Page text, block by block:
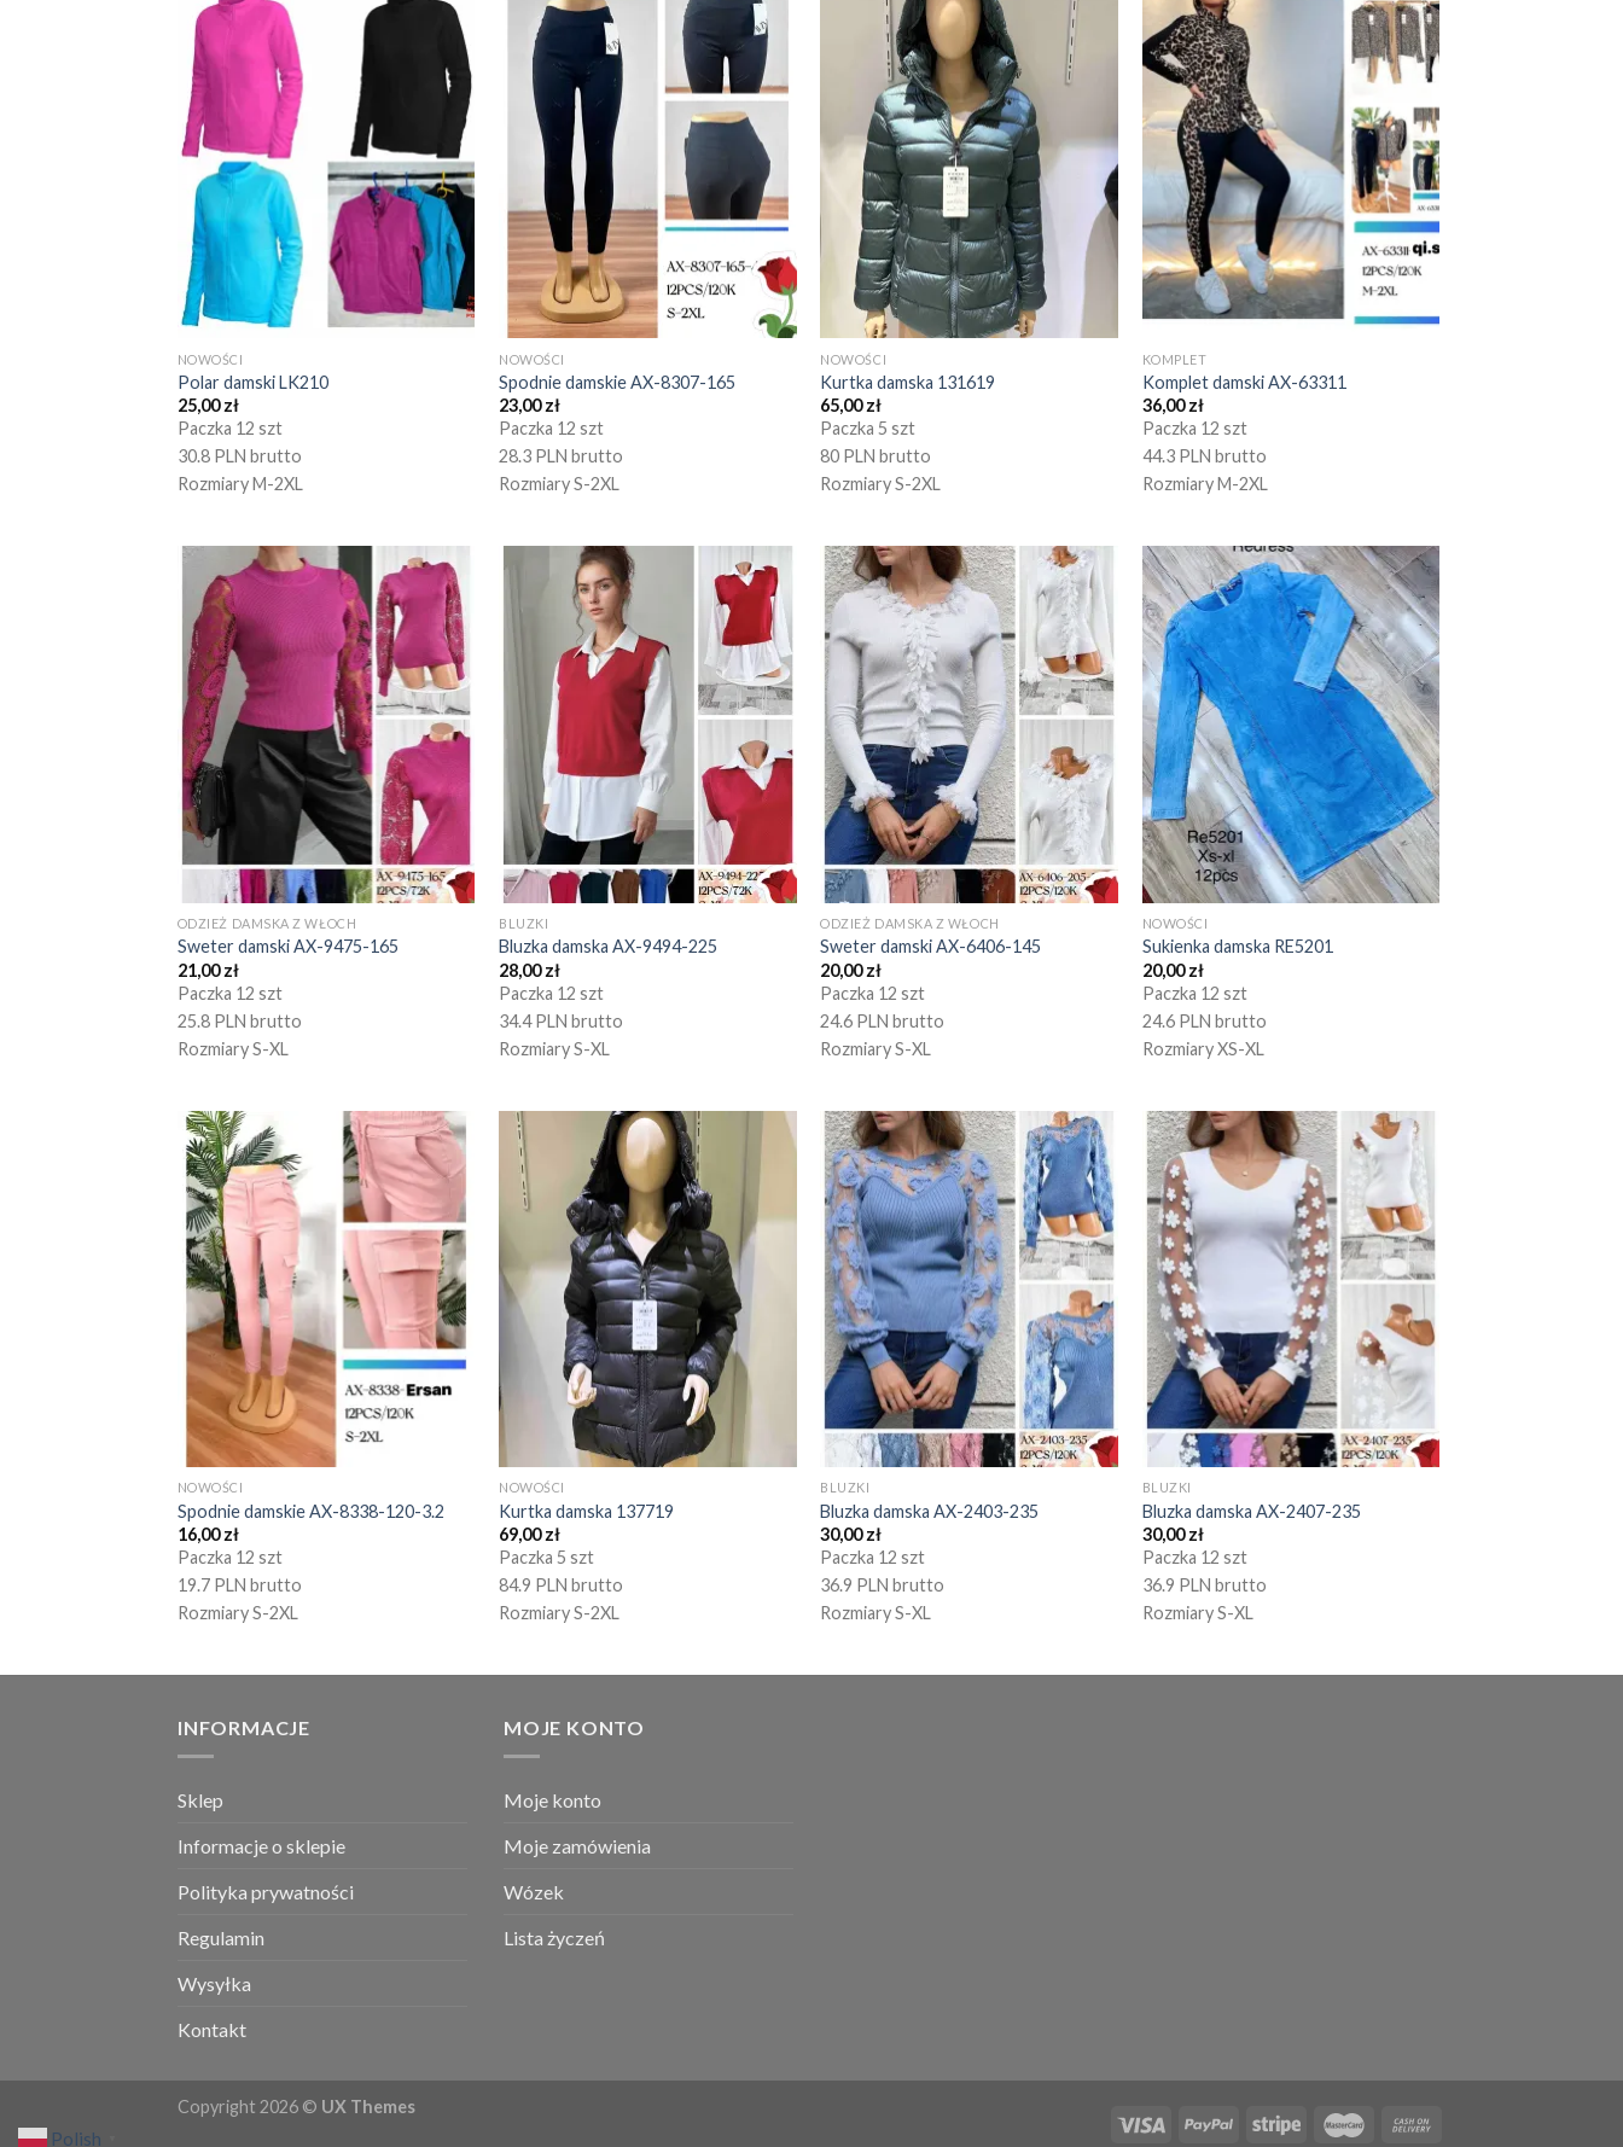
NOWOŚCI
Polar damski LK210
25,00zł
Paczka 12 szt
30.8 PLN brutto
Rozmiary M-2XL
NOWOŚCI
Spodnie damskie AX-8307-165
23,00zł
Paczka 12 szt
28.3 PLN brutto
Rozmiary S-2XL
NOWOŚCI
Kurtka damska 131619
65,00zł
Paczka 5 szt
80 PLN brutto
Rozmiary S-2XL
KOMPLET
Komplet damski AX-63311
36,00zł
Paczka 12 szt
44.3 PLN brutto
Rozmiary M-2XL
ODZIEŻ DAMSKA Z WŁOCH
Sweter damski AX-9475-165
21,00zł
Paczka 12 szt
25.8 PLN brutto
Rozmiary S-XL
BLUZKI
Bluzka damska AX-9494-225
28,00zł
Paczka 12 szt
34.4 PLN brutto
Rozmiary S-XL
ODZIEŻ DAMSKA Z WŁOCH
Sweter damski AX-6406-145
20,00zł
Paczka 12 szt
24.6 PLN brutto
Rozmiary S-XL
NOWOŚCI
Sukienka damska RE5201
20,00zł
Paczka 12 szt
24.6 PLN brutto
Rozmiary XS-XL
NOWOŚCI
Spodnie damskie AX-8338-120-3.2
16,00zł
Paczka 12 szt
19.7 PLN brutto
Rozmiary S-2XL
NOWOŚCI
Kurtka damska 137719
69,00zł
Paczka 5 szt
84.9 PLN brutto
Rozmiary S-2XL
BLUZKI
Bluzka damska AX-2403-235
30,00zł
Paczka 12 szt
36.9 PLN brutto
Rozmiary S-XL
BLUZKI
Bluzka damska AX-2407-235
30,00zł
Paczka 12 szt
36.9 PLN brutto
Rozmiary S-XL
INFORMACJE
Sklep
Informacje o sklepie
Polityka prywatności
Regulamin
Wysyłka
Kontakt
MOJE KONTO
Moje konto
Moje zamówienia
Wózek
Lista życzeń
Copyright 2026 © UX Themes
Polish